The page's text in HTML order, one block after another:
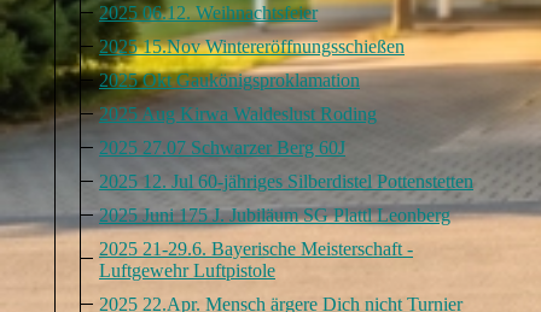
2025 06.12. Weihnachtsfeier
2025 15.Nov Wintereröffnungsschießen
2025 Okt Gaukönigsproklamation
2025 Aug Kirwa Waldeslust Roding
2025 27.07 Schwarzer Berg 60J
2025 12. Jul 60-jähriges Silberdistel Pottenstetten
2025 Juni 175 J. Jubiläum SG Plattl Leonberg
2025 21-29.6. Bayerische Meisterschaft -
Luftgewehr Luftpistole
2025 22.Apr. Mensch ärgere Dich nicht Turnier